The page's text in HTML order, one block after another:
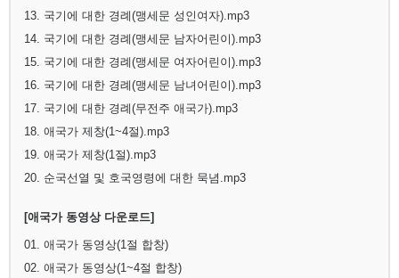
13. 국기에 대한 경례(맹세문 성인여자).mp3
14. 국기에 대한 경례(맹세문 남자어린이).mp3
15. 국기에 대한 경례(맹세문 여자어린이).mp3
16. 국기에 대한 경례(맹세문 남녀어린이).mp3
17. 국기에 대한 경례(무전주 애국가).mp3
18. 애국가 제창(1~4절).mp3
19. 애국가 제창(1절).mp3
20. 순국선열 및 호국영령에 대한 묵념.mp3
[애국가 동영상 다운로드]
01. 애국가 동영상(1절 합창)
02. 애국가 동영상(1~4절 합창)